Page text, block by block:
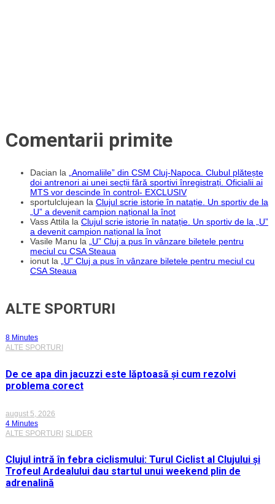
Comentarii primite
Dacian la „Anomaliile” din CSM Cluj-Napoca. Clubul plătește
doi antrenori ai unei secții fără sportivi înregistrați. Oficialii ai
MTS vor descinde în control- EXCLUSIV
sportulclujean la Clujul scrie istorie în natație. Un sportiv de la
„U” a devenit campion național la înot
Vass Attila la Clujul scrie istorie în natație. Un sportiv de la „U”
a devenit campion național la înot
Vasile Manu la „U” Cluj a pus în vânzare biletele pentru
meciul cu CSA Steaua
ionut la „U” Cluj a pus în vânzare biletele pentru meciul cu
CSA Steaua
ALTE SPORTURI
8 Minutes
ALTE SPORTURI
De ce apa din jacuzzi este lăptoasă și cum rezolvi
problema corect
august 5, 2026
4 Minutes
ALTE SPORTURI SLIDER
Clujul intră în febra ciclismului: Turul Ciclist al Clujului și
Trofeul Ardealului dau startul unui weekend plin de
adrenalină